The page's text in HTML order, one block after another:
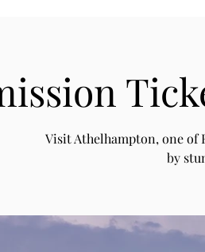
Visit Athelhampton, one of
by